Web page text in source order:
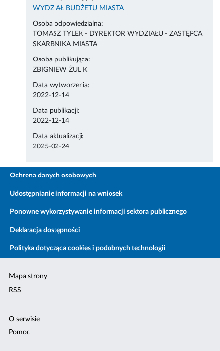
WYDZIAŁ BUDŻETU MIASTA
Osoba odpowiedzialna:
TOMASZ TYLEK - DYREKTOR WYDZIAŁU - ZASTĘPCA
SKARBNIKA MIASTA
Osoba publikująca:
ZBIGNIEW ŻULIK
Data wytworzenia:
2022-12-14
Data publikacji:
2022-12-14
Data aktualizacji:
2025-02-24
Ochrona danych osobowych
Udostępnianie informacji na wniosek
Ponowne wykorzystywanie informacji sektora publicznego
Deklaracja dostępności
Polityka dotycząca cookies i podobnych technologii
Mapa strony
RSS
O serwisie
Pomoc